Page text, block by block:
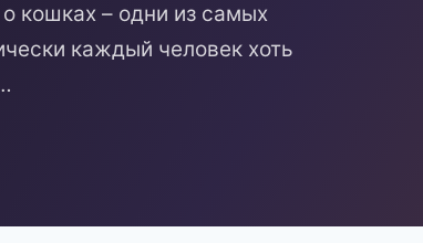
кошках – одни из самых
каждый человек хоть